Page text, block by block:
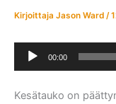
Kirjoittaja Jason Ward /
Äänitoistin
00:00
Kesätauko on